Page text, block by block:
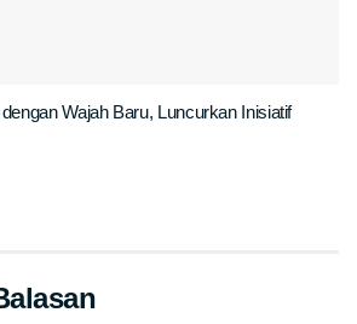
Wajah Baru, Luncurkan Inisiatif